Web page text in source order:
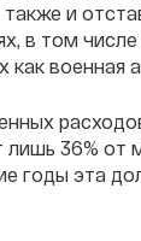
и
в том числе
как военная
лишь 36% от
годы эта